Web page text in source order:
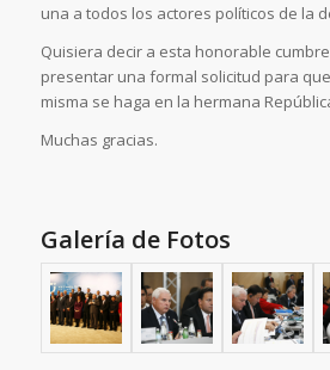
una a todos los actores políticos de la
Quisiera decir a esta honorable
presentar una formal solicitud para
misma se haga en la hermana
Muchas gracias.
Galería de Fotos